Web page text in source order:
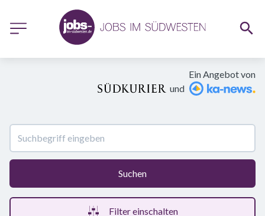
Ein Angebot von
und
Suchen
Filter einschalten